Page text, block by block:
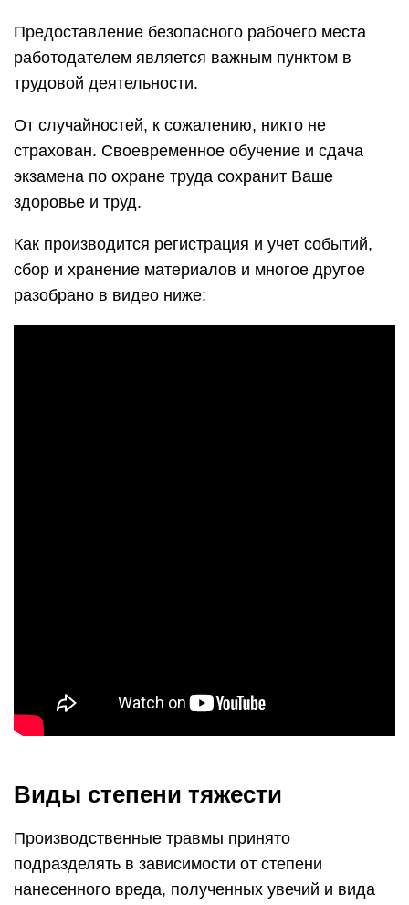
Предоставление безопасного рабочего места
работодателем является важным пунктом в
трудовой деятельности.
От случайностей, к сожалению, никто не
страхован. Своевременное обучение и сдача
экзамена по охране труда сохранит Ваше
здоровье и труд.
Как производится регистрация и учет событий,
сбор и хранение материалов и многое другое
разобрано в видео ниже:
Виды степени тяжести
Производственные травмы принято
подразделять в зависимости от степени
нанесенного вреда, полученных увечий и вида